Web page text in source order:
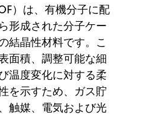
）は、有機分子に配
形成された分子ケー
結晶性材料です。こ
面積、調整可能な細
温度変化に対する柔
を示すため、ガス貯
触媒、電気および光